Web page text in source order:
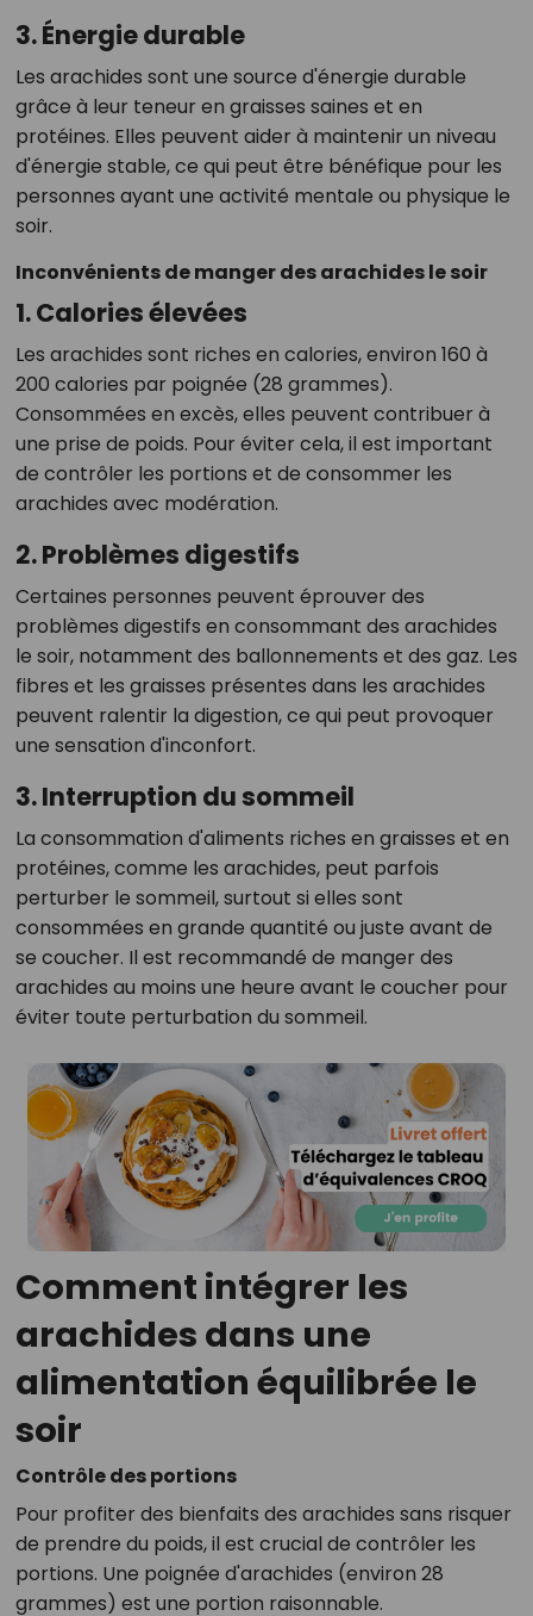
3. Énergie durable
Les arachides sont une source d'énergie durable
grâce à leur teneur en graisses saines et en
protéines. Elles peuvent aider à maintenir un niveau
d'énergie stable, ce qui peut être bénéfique pour les
personnes ayant une activité mentale ou physique le
soir.
Inconvénients de manger des arachides le soir
1. Calories élevées
Les arachides sont riches en calories, environ 160 à
200 calories par poignée (28 grammes).
Consommées en excès, elles peuvent contribuer à
une prise de poids. Pour éviter cela, il est important
de contrôler les portions et de consommer les
arachides avec modération.
2. Problèmes digestifs
Certaines personnes peuvent éprouver des
problèmes digestifs en consommant des arachides
le soir, notamment des ballonnements et des gaz. Les
fibres et les graisses présentes dans les arachides
peuvent ralentir la digestion, ce qui peut provoquer
une sensation d'inconfort.
3. Interruption du sommeil
La consommation d'aliments riches en graisses et en
protéines, comme les arachides, peut parfois
perturber le sommeil, surtout si elles sont
consommées en grande quantité ou juste avant de
se coucher. Il est recommandé de manger des
arachides au moins une heure avant le coucher pour
éviter toute perturbation du sommeil.
Comment intégrer les
arachides dans une
alimentation équilibrée le
soir
Contrôle des portions
Pour profiter des bienfaits des arachides sans risquer
de prendre du poids, il est crucial de contrôler les
portions. Une poignée d'arachides (environ 28
grammes) est une portion raisonnable.